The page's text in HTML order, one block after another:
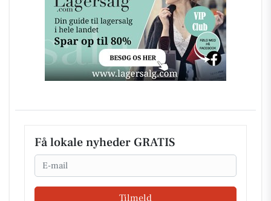
Få lokale nyheder GRATIS
Email
Tilmeld